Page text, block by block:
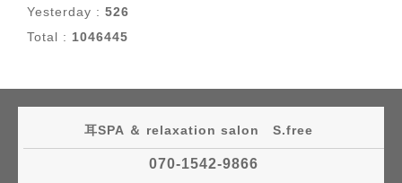
Yesterday : 526
Total : 1046445
耳SPA ＆ relaxation salon S.free
070-1542-9866